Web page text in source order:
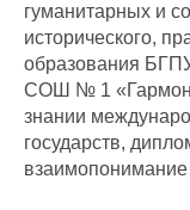
гуманитарных и
исторического,
образования
СОШ № 1
знании
государств,
взаимопонимание